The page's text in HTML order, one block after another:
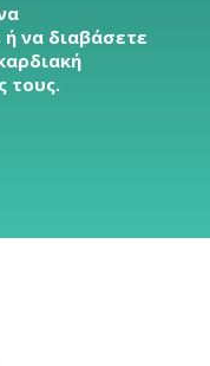
να διαβάσετε
τους.